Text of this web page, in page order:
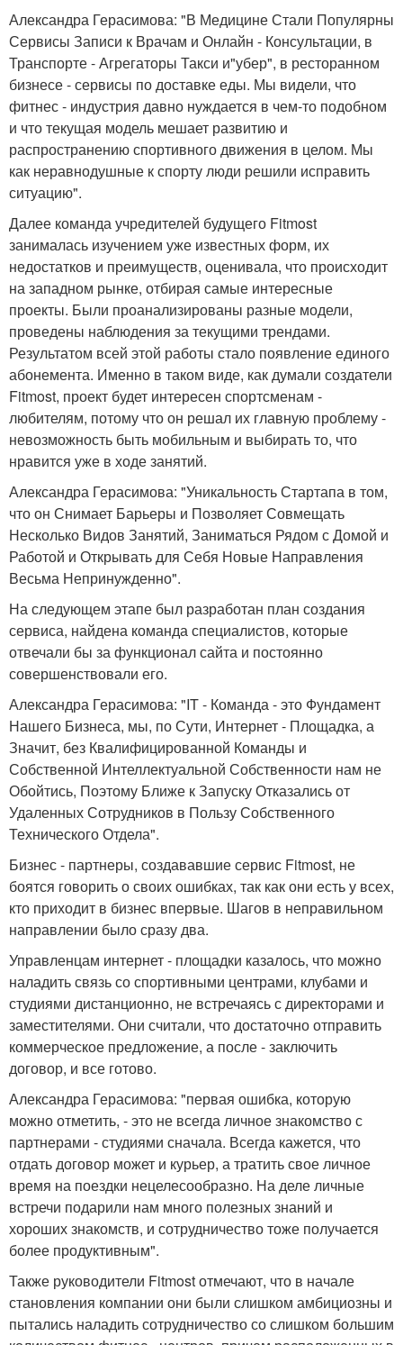
Александра Герасимова: "В Медицине Стали Популярны
Сервисы Записи к Врачам и Онлайн - Консультации, в
Транспорте - Агрегаторы Такси и"убер", в ресторанном
бизнесе - сервисы по доставке еды. Мы видели, что
фитнес - индустрия давно нуждается в чем-то подобном
и что текущая модель мешает развитию и
распространению спортивного движения в целом. Мы
как неравнодушные к спорту люди решили исправить
ситуацию".
Далее команда учредителей будущего Fitmost
занималась изучением уже известных форм, их
недостатков и преимуществ, оценивала, что происходит
на западном рынке, отбирая самые интересные
проекты. Были проанализированы разные модели,
проведены наблюдения за текущими трендами.
Результатом всей этой работы стало появление единого
абонемента. Именно в таком виде, как думали создатели
Fitmost, проект будет интересен спортсменам -
любителям, потому что он решал их главную проблему -
невозможность быть мобильным и выбирать то, что
нравится уже в ходе занятий.
Александра Герасимова: "Уникальность Стартапа в том,
что он Снимает Барьеры и Позволяет Совмещать
Несколько Видов Занятий, Заниматься Рядом с Домой и
Работой и Открывать для Себя Новые Направления
Весьма Непринужденно".
На следующем этапе был разработан план создания
сервиса, найдена команда специалистов, которые
отвечали бы за функционал сайта и постоянно
совершенствовали его.
Александра Герасимова: "IT - Команда - это Фундамент
Нашего Бизнеса, мы, по Сути, Интернет - Площадка, а
Значит, без Квалифицированной Команды и
Собственной Интеллектуальной Собственности нам не
Обойтись, Поэтому Ближе к Запуску Отказались от
Удаленных Сотрудников в Пользу Собственного
Технического Отдела".
Бизнес - партнеры, создававшие сервис Fitmost, не
боятся говорить о своих ошибках, так как они есть у всех,
кто приходит в бизнес впервые. Шагов в неправильном
направлении было сразу два.
Управленцам интернет - площадки казалось, что можно
наладить связь со спортивными центрами, клубами и
студиями дистанционно, не встречаясь с директорами и
заместителями. Они считали, что достаточно отправить
коммерческое предложение, а после - заключить
договор, и все готово.
Александра Герасимова: "первая ошибка, которую
можно отметить, - это не всегда личное знакомство с
партнерами - студиями сначала. Всегда кажется, что
отдать договор может и курьер, а тратить свое личное
время на поездки нецелесообразно. На деле личные
встречи подарили нам много полезных знаний и
хороших знакомств, и сотрудничество тоже получается
более продуктивным".
Также руководители Fitmost отмечают, что в начале
становления компании они были слишком амбициозны и
пытались наладить сотрудничество со слишком большим